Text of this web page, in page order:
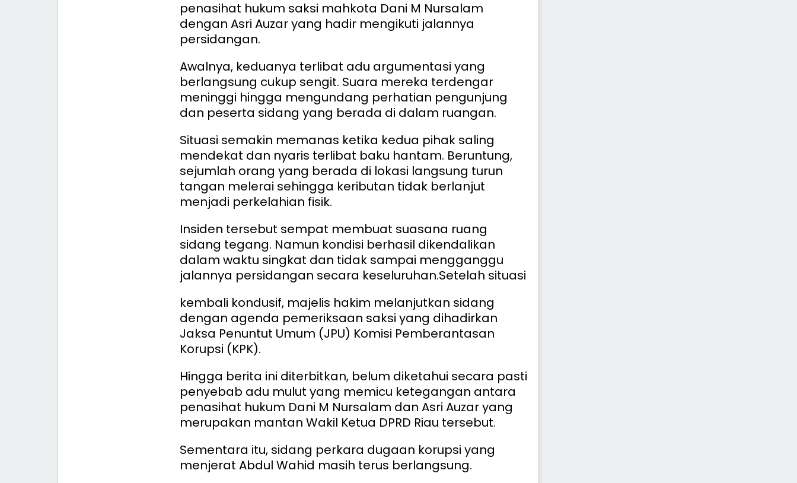
penasihat hukum saksi mahkota Dani M Nursalam
dengan Asri Auzar yang hadir mengikuti jalannya
persidangan.
Awalnya, keduanya terlibat adu argumentasi yang
berlangsung cukup sengit. Suara mereka terdengar
meninggi hingga mengundang perhatian pengunjung
dan peserta sidang yang berada di dalam ruangan.
Situasi semakin memanas ketika kedua pihak saling
mendekat dan nyaris terlibat baku hantam. Beruntung,
sejumlah orang yang berada di lokasi langsung turun
tangan melerai sehingga keributan tidak berlanjut
menjadi perkelahian fisik.
Insiden tersebut sempat membuat suasana ruang
sidang tegang. Namun kondisi berhasil dikendalikan
dalam waktu singkat dan tidak sampai mengganggu
jalannya persidangan secara keseluruhan.Setelah situasi
kembali kondusif, majelis hakim melanjutkan sidang
dengan agenda pemeriksaan saksi yang dihadirkan
Jaksa Penuntut Umum (JPU) Komisi Pemberantasan
Korupsi (KPK).
Hingga berita ini diterbitkan, belum diketahui secara pasti
penyebab adu mulut yang memicu ketegangan antara
penasihat hukum Dani M Nursalam dan Asri Auzar yang
merupakan mantan Wakil Ketua DPRD Riau tersebut.
Sementara itu, sidang perkara dugaan korupsi yang
menjerat Abdul Wahid masih terus berlangsung.